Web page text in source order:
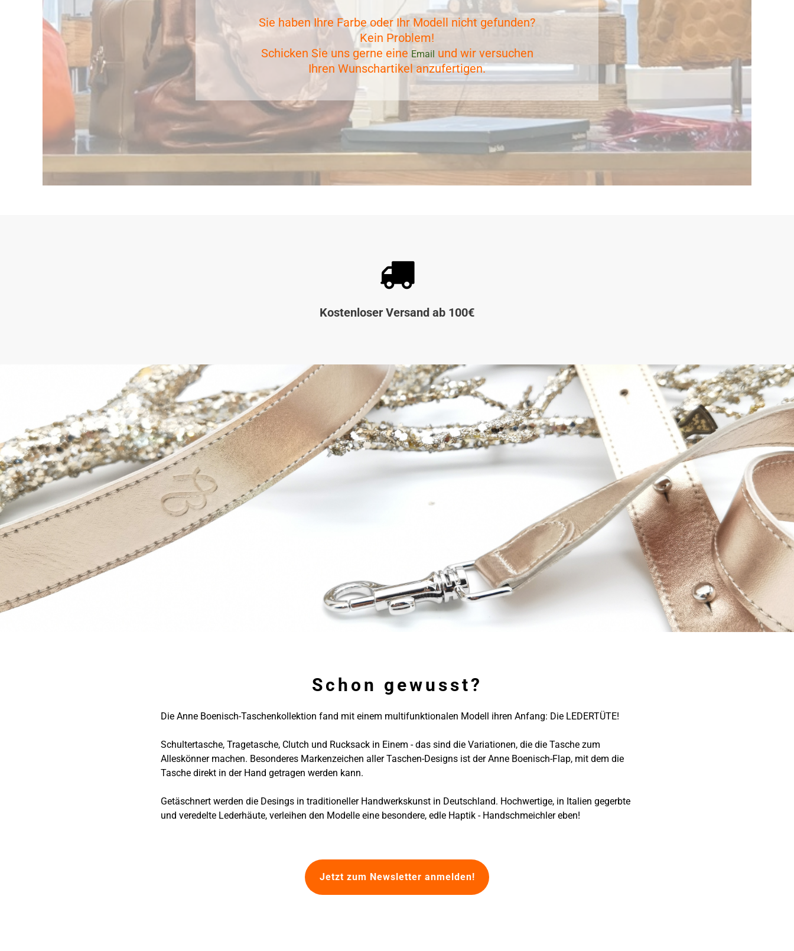
Sie haben Ihre Farbe oder Ihr Modell nicht gefunden?
Kein Problem!
Schicken Sie uns gerne eine Email und wir versuchen
Ihren Wunschartikel anzufertigen.

Kostenloser Versand ab 100€
Schon gewusst?
Die Anne Boenisch-Taschenkollektion fand mit einem multifunktionalen Modell ihren Anfang: Die LEDERTÜTE!
Schultertasche, Tragetasche, Clutch und Rucksack in Einem - das sind die Variationen, die die Tasche zum
Alleskönner machen. Besonderes Markenzeichen aller Taschen-Designs ist der Anne Boenisch-Flap, mit dem die
Tasche direkt in der Hand getragen werden kann.
Getäschnert werden die Desings in traditioneller Handwerkskunst in Deutschland. Hochwertige, in Italien gegerbte
und veredelte Lederhäute, verleihen den Modelle eine besondere, edle Haptik - Handschmeichler eben!
Jetzt zum Newsletter anmelden!